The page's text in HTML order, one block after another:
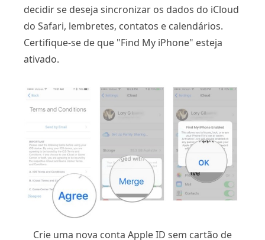
decidir se deseja sincronizar os dados do iCloud
do Safari, lembretes, contatos e calendários.
Certifique-se de que "Find My iPhone" esteja
ativado.
Crie uma nova conta Apple ID sem cartão de